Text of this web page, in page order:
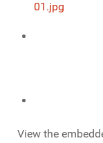
View the